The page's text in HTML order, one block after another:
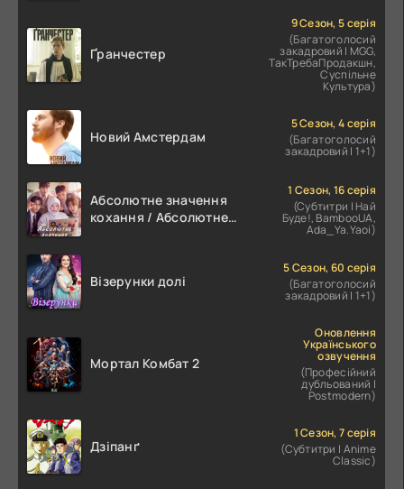
Ґранчестер
9 Сезон, 5 серія
(Багатоголосий
закадровий | MGG,
ТакТребаПродакшн,
Суспільне
Культура)
Новий Амстердам
5 Сезон, 4 серія
(Багатоголосий
закадровий | 1+1)
Абсолютне значення
кохання / Абсолютне
1 Сезон, 16 серія
(Субтитри | Най
Буде!, BambooUA,
Ada_Ya.Yaoi)
Візерунки долі
5 Сезон, 60 серія
(Багатоголосий
закадровий | 1+1)
Мортал Комбат 2
Оновлення
Українського
озвучення
(Професійний
дубльований |
Postmodern)
Дзіпанґ
1 Сезон, 7 серія
(Субтитри | Anime
Classic)